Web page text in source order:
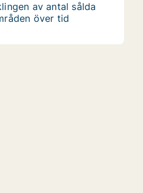
av antal sålda
över tid